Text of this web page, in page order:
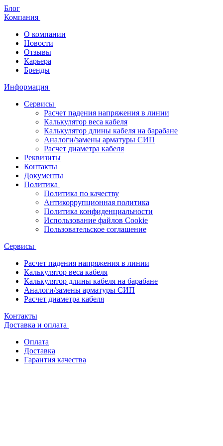
Блог
Компания
О компании
Новости
Отзывы
Карьера
Бренды
Информация
Сервисы
Расчет падения напряжения в линии
Калькулятор веса кабеля
Калькулятор длины кабеля на барабане
Аналоги/замены арматуры СИП
Расчет диаметра кабеля
Реквизиты
Контакты
Документы
Политика
Политика по качеству
Антикоррупционная политика
Политика конфиденциальности
Использование файлов Cookie
Пользовательское соглашение
Сервисы
Расчет падения напряжения в линии
Калькулятор веса кабеля
Калькулятор длины кабеля на барабане
Аналоги/замены арматуры СИП
Расчет диаметра кабеля
Контакты
Доставка и оплата
Оплата
Доставка
Гарантия качества